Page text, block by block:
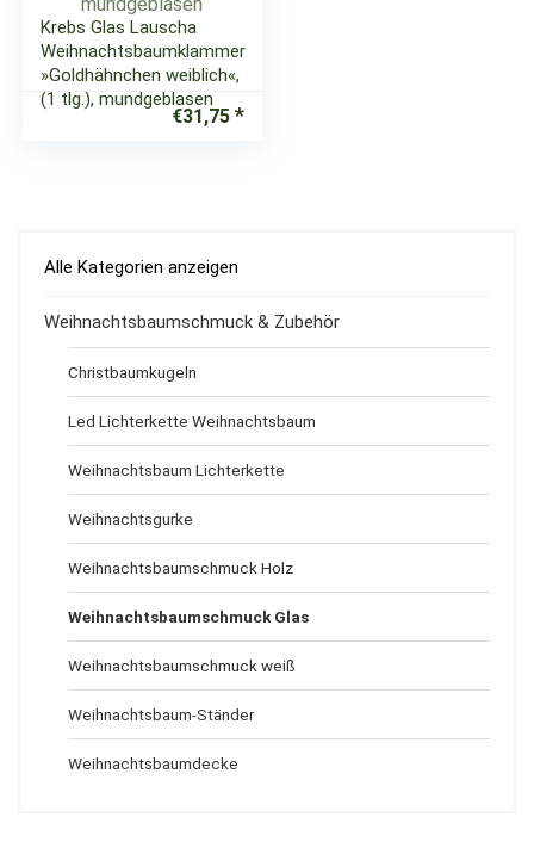
Krebs Glas Lauscha
Weihnachtsbaumklammer
»Goldhähnchen weiblich«,
(1 tlg.), mundgeblasen
€31,75
Alle Kategorien anzeigen
Weihnachtsbaumschmuck & Zubehör
Christbaumkugeln
Led Lichterkette Weihnachtsbaum
Weihnachtsbaum Lichterkette
Weihnachtsgurke
Weihnachtsbaumschmuck Holz
Weihnachtsbaumschmuck Glas
Weihnachtsbaumschmuck weiß
Weihnachtsbaum-Ständer
Weihnachtsbaumdecke